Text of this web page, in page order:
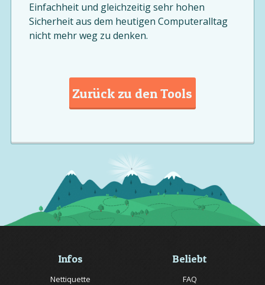
Einfachheit und gleichzeitig sehr hohen
Sicherheit aus dem heutigen Computeralltag
nicht mehr weg zu denken.
Zurück zu den Tools
Infos
Nettiquette
Beliebt
FAQ